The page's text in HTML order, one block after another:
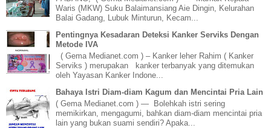
Waris (MKW) Suku Balaimansiang Aie Dingin, Kelurahan
Balai Gadang, Lubuk Minturun, Kecam...
Pentingnya Kesadaran Deteksi Kanker Serviks Dengan
Metode IVA
( Gema Medianet.com ) – Kanker leher Rahim ( Kanker
Serviks ) merupakan kanker terbanyak yang ditemukan
oleh Yayasan Kanker Indone...
Bahaya Istri Diam-diam Kagum dan Mencintai Pria Lain
( Gema Medianet.com ) — Bolehkah istri sering
memikirkan, mengagumi, bahkan diam-diam mencintai pria
lain yang bukan suami sendiri? Apaka...